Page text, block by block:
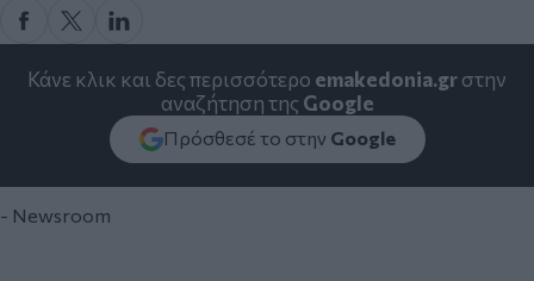
Κάνε κλικ και δες περισσότερο emakedonia.grστην
αναζήτηση της Google
Πρόσθεσέ το στην Google
- Newsroom